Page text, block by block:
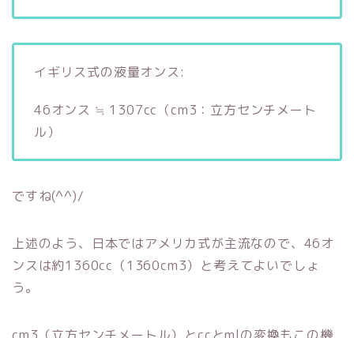
イギリス式の液量オンス:
46オンス ≒ 1307cc（cm3：立方センチメート
ル）
ですね(^^)/
上述のよう、日本ではアメリカ式が主流なので、46オ
ンスは約1360cc（1360cm3）と考えてよいでしょ
う。